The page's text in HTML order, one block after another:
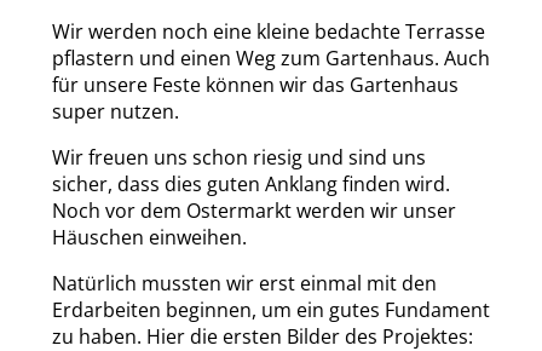
Wir werden noch eine kleine bedachte Terrasse
pflastern und einen Weg zum Gartenhaus. Auch
für unsere Feste können wir das Gartenhaus
super nutzen.
Wir freuen uns schon riesig und sind uns
sicher, dass dies guten Anklang finden wird.
Noch vor dem Ostermarkt werden wir unser
Häuschen einweihen.
Natürlich mussten wir erst einmal mit den
Erdarbeiten beginnen, um ein gutes Fundament
zu haben. Hier die ersten Bilder des Projektes: